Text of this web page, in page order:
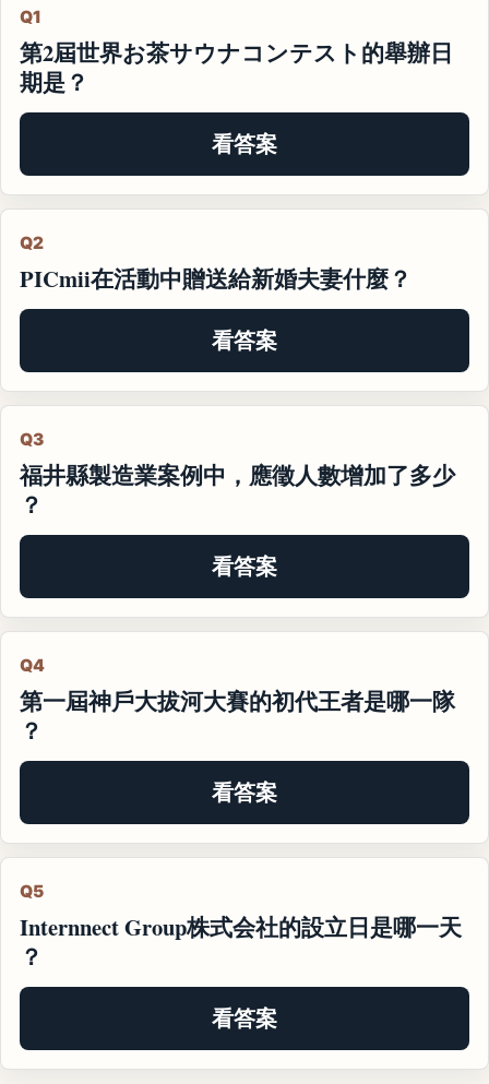
Q1
第2屆世界お茶サウナコンテスト的舉辦日
期是？
看答案
Q2
PICmii在活動中贈送給新婚夫妻什麼？
看答案
Q3
福井縣製造業案例中，應徵人數增加了多少
？
看答案
Q4
第一屆神戶大拔河大賽的初代王者是哪一隊
？
看答案
Q5
Internnect Group株式会社的設立日是哪一天
？
看答案